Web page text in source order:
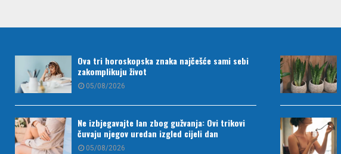
Ova tri horoskopska znaka najčešće sami sebi
zakomplikuju život
05/08/2026
Ne izbjegavajte lan zbog gužvanja: Ovi trikovi
čuvaju njegov uredan izgled cijeli dan
05/08/2026